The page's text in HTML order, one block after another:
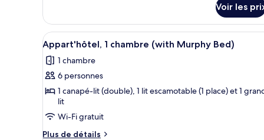
Appart'hôtel,
chambres
(with
Murphy
Bed)
le
type
de
chambre
Appart'hôtel,
chambres
(with
Murphy
Bed)
Voir les
Afficher
toutes
les
photos
pour
type
de
Un vaste salon doté d’une
6
Appart'hôtel, 1 chambre (with Murphy Bed)
1 chambre
6 personnes
1 canapé-lit (double), 1 lit escamotable (1 place) et 1
lit
Wi-Fi gratuit
Plus de détails
Plus